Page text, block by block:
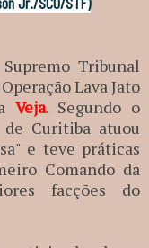
Tribunal
Lava Jato
Veja. Segundo o
Curitiba atuou
e teve práticas
Comando da
facções do